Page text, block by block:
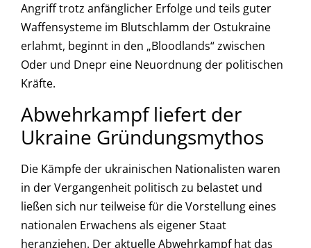
Angriff trotz anfänglicher Erfolge und teils guter
Waffensysteme im Blutschlamm der Ostukraine
erlahmt, beginnt in den „Bloodlands“ zwischen
Oder und Dnepr eine Neuordnung der politischen
Kräfte.
Abwehrkampf liefert der
Ukraine Gründungsmythos
Die Kämpfe der ukrainischen Nationalisten waren
in der Vergangenheit politisch zu belastet und
ließen sich nur teilweise für die Vorstellung eines
nationalen Erwachens als eigener Staat
heranziehen. Der aktuelle Abwehrkampf hat das